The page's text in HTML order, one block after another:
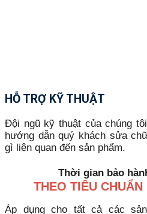
HỖ TRỢ KỸ THUẬT
Đội ngũ kỹ thuật của chúng
hướng dẫn quý khách sửa
gì liên quan đến sản phẩm.
Thời gian bảo
THEO TIÊU
Áp dụng cho tất cả các